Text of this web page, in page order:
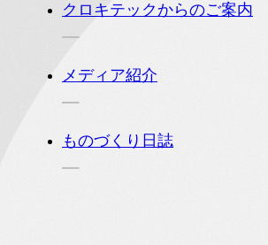
クロキテックからのご案内
メディア紹介
ものづくり日誌